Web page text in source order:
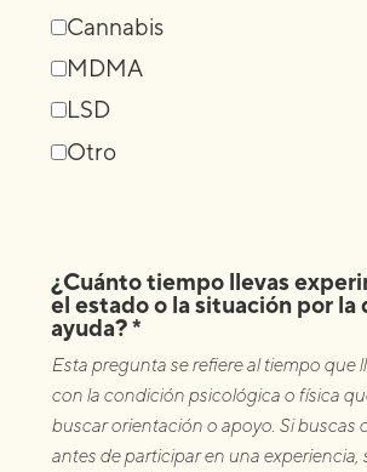
Cannabis
MDMA
LSD
Otro
¿Cuánto tiempo llevas
el estado o la situación por la
ayuda? *
Esta pregunta se refiere al tiempo que
con la condición psicológica o física
buscar orientación o apoyo. Si buscas
antes de participar en una experiencia,